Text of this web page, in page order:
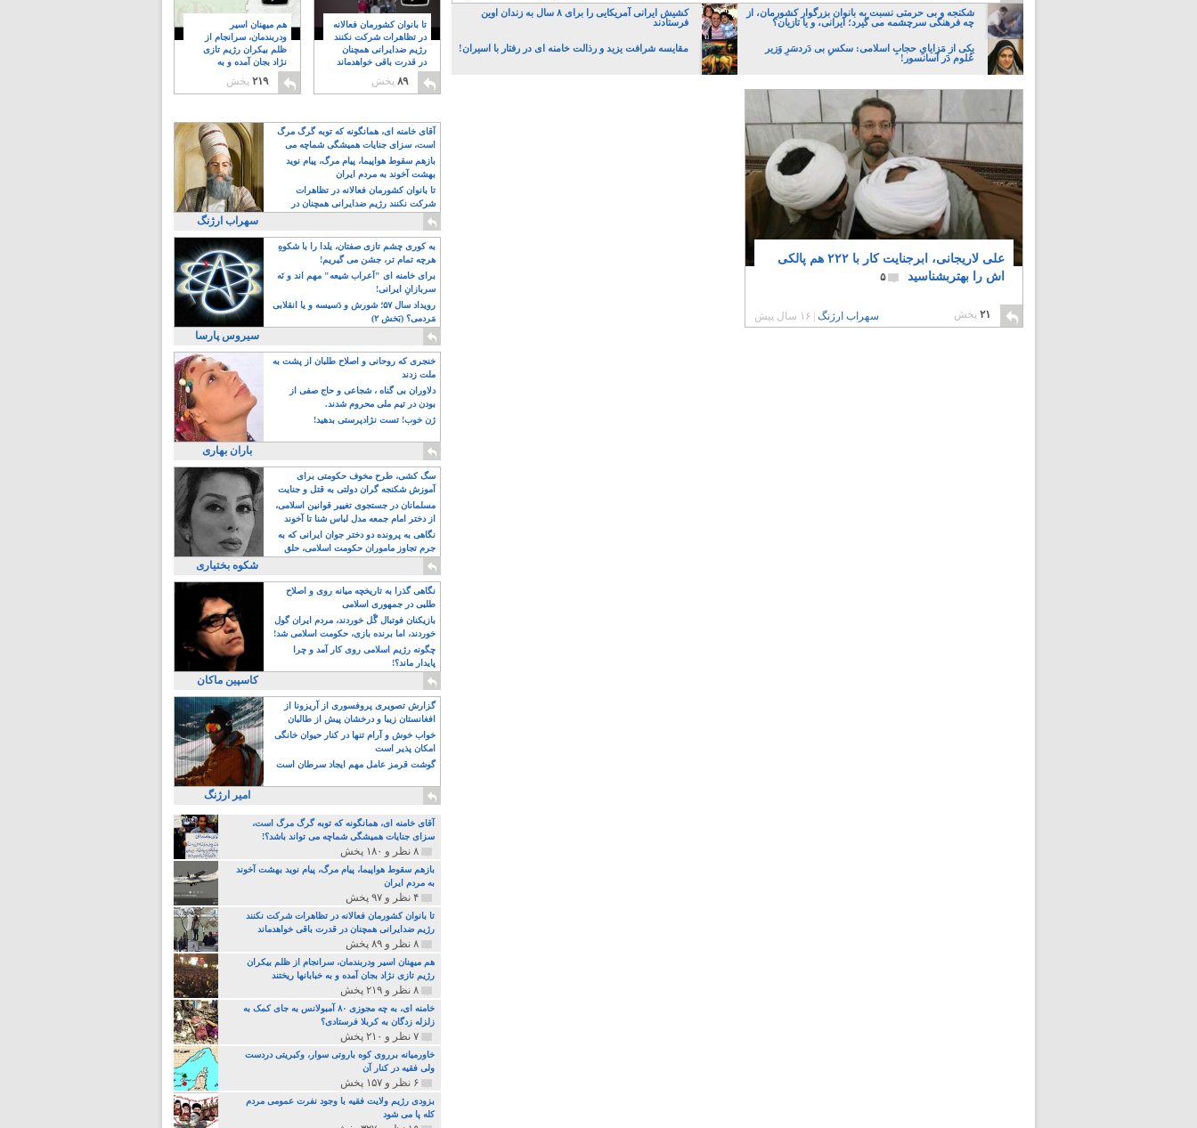
شکنجه و بی حرمتی نسبت به بانوان بزرگوار کشورمان، از
چه فرهنگی سرچشمه می گیرد؛ ایرانی، و یا تازیان؟
کشیش ایرانی آمریکایی را برای ۸ سال به زندان اوین
فرستادند
یکی از مَزایایِ حجابِ اسلامی: سکسِ بی دَردسَرِ وَزیر
عُلوم دَر آسانسور!
مقایسه شرافت یزید و رذالت خامنه ای در رفتار با اسیران!
علی لاریجانی، ابرجنایت کار با ۲۲۲ هم پالکی
اش را بهتربشناسید
۵
۲۱ پخش سهراب ارژنگ ۱۶ سال پیش
هم میهنان اسیر
ودربندمان، سرانجام از
ظلم بیکران رژیم تازی
نژاد بجان آمده و به
۲۱۹ پخش
تا بانوان کشورمان فعالانه
در تظاهرات شرکت نکنند
رژیم ضدایرانی همچنان
در قدرت باقی خواهدماند
۸
۸۹ پخش
آقای خامنه ای، همانگونه که توبه گرگ مرگ
است، سزای جنایات همیشگی شماچه می
تواند باشد؟!
بازهم سقوط هواپیما، پیام مرگ، پیام نوید
بهشت آخوند به مردم ایران
تا بانوان کشورمان فعالانه در تظاهرات
شرکت نکنند رژیم ضدایرانی همچنان در
قدرت باقی خواهدماند
سهراب ارژنگ
به کوری چشم تازی صفتان، یلدا را با شکوهِ
هرچه تمام تر، جشن می گیریم!
برای خامنه ای "اَعراب شیعه" مهم اند و نَه
سربازانِ ایرانی!
رویداد سال ۵۷؛ شورش و دَسیسه و یا انقلابی
مَردمی؟ (بَخش ۲)
سیروس پارسا
خنجری که روحانی و اصلاح طلبان از پشت به
ملت زدند
دلاوران بی گناه ، شجاعی و حاج صفی از
بودن در تیم ملی محروم شدند.
ژن خوب! تست نژادپرستی بدهید!
باران بهاری
سگ کشی، طرح مخوف حکومتی برای
آموزش شکنجه گران دولتی به قتل و جنایت
بیشتر
مسلمانان در جستجوی تغییر قوانین اسلامی،
از دختر امام جمعه مدل لباس شنا تا آخوند
مسلمان همجنسگرا!
نگاهی به پرونده دو دختر جوان ایرانی که به
جرم تجاوز ماموران حکومت اسلامی، حلق
آویز شدند!
شکوه بختیاری
نگاهی گذرا به تاریخچه میانه روی و اصلاح
طلبی در جمهوری اسلامی
بازیکنان فوتبال گًل خوردند، مردم ایران گول
خوردند، اما برنده بازی، حکومت اسلامی شد!
چگونه رژیم اسلامی روی کار آمد و چرا
پایدار ماند؟!
کاسپین ماکان
گزارش تصویری پروفسوری از آریزونا از
افغانستان زیبا و درخشان پیش از طالبان
خواب خوش و آرام تنها در کنار حیوان خانگی
امکان پذیر است
گوشت قرمز عامل مهم ایجاد سرطان است
امیر ارژنگ
آقای خامنه ای، همانگونه که توبه گرگ مرگ است،
سزای جنایات همیشگی شماچه می تواند باشد؟!
۸ نظر و ۱۸۰ پخش
بازهم سقوط هواپیما، پیام مرگ، پیام نوید بهشت آخوند
به مردم ایران
۴ نظر و ۹۷ پخش
تا بانوان کشورمان فعالانه در تظاهرات شرکت نکنند
رژیم ضدایرانی همچنان در قدرت باقی خواهدماند
۸ نظر و ۸۹ پخش
هم میهنان اسیر ودربندمان، سرانجام از ظلم بیکران
رژیم تازی نژاد بجان آمده و به خبابانها ریختند
۸ نظر و ۲۱۹ پخش
خامنه ای، به چه مجوزی ۸۰ آمبولانس به جای کمک به
زلزله زدگان به کربلا فرستادی؟
۷ نظر و ۲۱۰ پخش
خاورمیانه برروی کوه باروتی سوار، وکبریتی دردست
ولی فقیه در کنار آن
۶ نظر و ۱۵۷ پخش
بزودی رژیم ولایت فقیه با وجود نفرت عمومی مردم
کله پا می شود